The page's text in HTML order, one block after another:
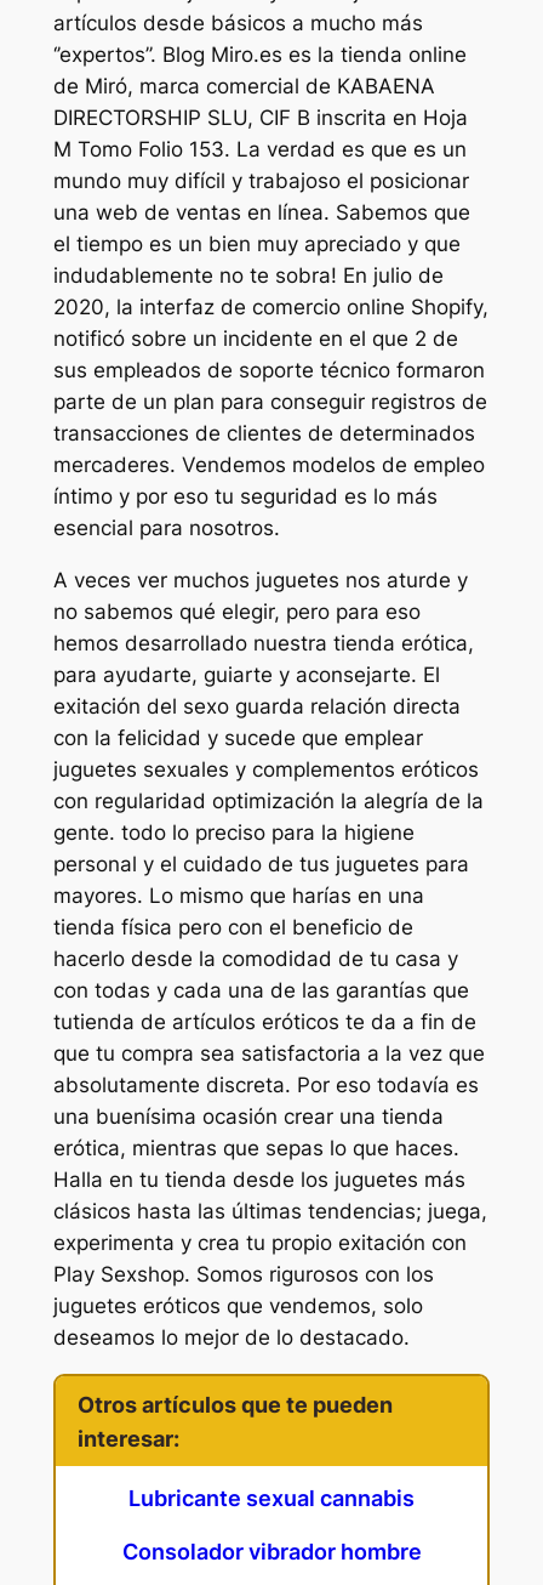
artículos desde básicos a mucho más
‘’expertos’’. Blog Miro.es es la tienda online
de Miró, marca comercial de KABAENA
DIRECTORSHIP SLU, CIF B inscrita en Hoja
M Tomo Folio 153. La verdad es que es un
mundo muy difícil y trabajoso el posicionar
una web de ventas en línea. Sabemos que
el tiempo es un bien muy apreciado y que
indudablemente no te sobra! En julio de
2020, la interfaz de comercio online Shopify,
notificó sobre un incidente en el que 2 de
sus empleados de soporte técnico formaron
parte de un plan para conseguir registros de
transacciones de clientes de determinados
mercaderes. Vendemos modelos de empleo
íntimo y por eso tu seguridad es lo más
esencial para nosotros.
A veces ver muchos juguetes nos aturde y
no sabemos qué elegir, pero para eso
hemos desarrollado nuestra tienda erótica,
para ayudarte, guiarte y aconsejarte. El
exitación del sexo guarda relación directa
con la felicidad y sucede que emplear
juguetes sexuales y complementos eróticos
con regularidad optimización la alegría de la
gente. todo lo preciso para la higiene
personal y el cuidado de tus juguetes para
mayores. Lo mismo que harías en una
tienda física pero con el beneficio de
hacerlo desde la comodidad de tu casa y
con todas y cada una de las garantías que
tutienda de artículos eróticos te da a fin de
que tu compra sea satisfactoria a la vez que
absolutamente discreta. Por eso todavía es
una buenísima ocasión crear una tienda
erótica, mientras que sepas lo que haces.
Halla en tu tienda desde los juguetes más
clásicos hasta las últimas tendencias; juega,
experimenta y crea tu propio exitación con
Play Sexshop. Somos rigurosos con los
juguetes eróticos que vendemos, solo
deseamos lo mejor de lo destacado.
Otros artículos que te pueden
interesar:
Lubricante sexual cannabis
Consolador vibrador hombre